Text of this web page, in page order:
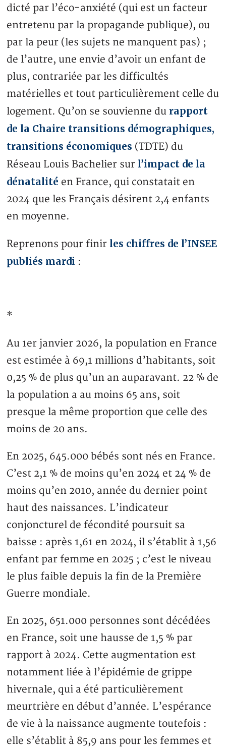
dicté par l’éco-anxiété (qui est un facteur
entretenu par la propagande publique), ou
par la peur (les sujets ne manquent pas) ;
de l’autre, une envie d’avoir un enfant de
plus, contrariée par les difficultés
matérielles et tout particulièrement celle du
logement. Qu’on se souvienne du rapport
de la Chaire transitions démographiques,
transitions économiques (TDTE) du
Réseau Louis Bachelier sur l’impact de la
dénatalité en France, qui constatait en
2024 que les Français désirent 2,4 enfants
en moyenne.
Reprenons pour finir les chiffres de l’INSEE
publiés mardi :
*
Au 1er janvier 2026, la population en France
est estimée à 69,1 millions d’habitants, soit
0,25 % de plus qu’un an auparavant. 22 % de
la population a au moins 65 ans, soit
presque la même proportion que celle des
moins de 20 ans.
En 2025, 645.000 bébés sont nés en France.
C’est 2,1 % de moins qu’en 2024 et 24 % de
moins qu’en 2010, année du dernier point
haut des naissances. L’indicateur
conjoncturel de fécondité poursuit sa
baisse : après 1,61 en 2024, il s’établit à 1,56
enfant par femme en 2025 ; c’est le niveau
le plus faible depuis la fin de la Première
Guerre mondiale.
En 2025, 651.000 personnes sont décédées
en France, soit une hausse de 1,5 % par
rapport à 2024. Cette augmentation est
notamment liée à l’épidémie de grippe
hivernale, qui a été particulièrement
meurtrière en début d’année. L’espérance
de vie à la naissance augmente toutefois :
elle s’établit à 85,9 ans pour les femmes et